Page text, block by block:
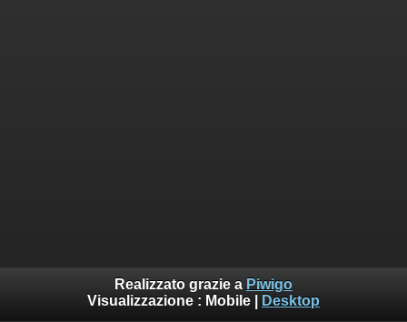
Realizzato grazie a Piwigo
Visualizzazione : Mobile Desktop